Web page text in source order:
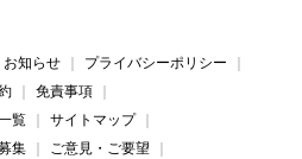
お知らせ
プライバシーポリシー
免責事項
覧
サイトマップ
集
ご意見・ご要望